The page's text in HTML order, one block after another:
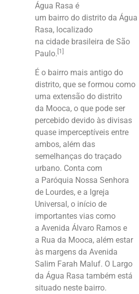
Água Rasa é
um bairro do distrito da Água
Rasa, localizado
na cidade brasileira de São
Paulo. [1]
É o bairro mais antigo do
distrito, que se formou como
uma extensão do distrito
da Mooca, o que pode ser
percebido devido às divisas
quase imperceptíveis entre
ambos, além das
semelhanças do traçado
urbano. Conta com
a Paróquia Nossa Senhora
de Lourdes, e a Igreja
Universal, o início de
importantes vias como
a Avenida Álvaro Ramose
a Rua da Mooca, além estar
às margens da Avenida
Salim Farah Maluf. O Largo
da Água Rasa também está
situado neste bairro.